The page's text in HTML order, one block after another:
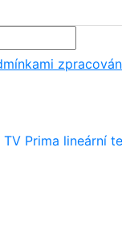
TV Prima lineární